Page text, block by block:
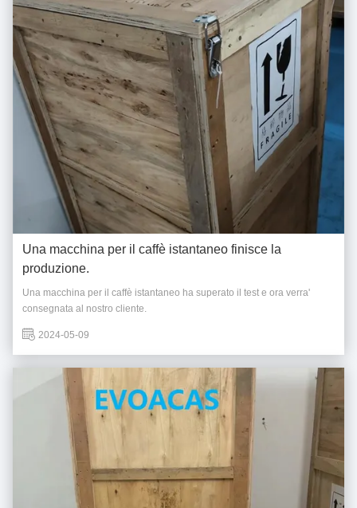
Una macchina per il caffè istantaneo finisce la
produzione.
Una macchina per il caffè istantaneo ha superato il test e ora verra'
consegnata al nostro cliente.
2024-05-09